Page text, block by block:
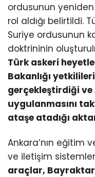
ordusunun yeniden
rol aldığı belirtildi.
Suriye ordusunun
doktrininin
Türk askeri
Bakanlığı
gerçekleştirdiği ve
uygulanmasını
ataşe atadığı
Ankara’nın eğitim
ve iletişim
araçlar, Bayraktar